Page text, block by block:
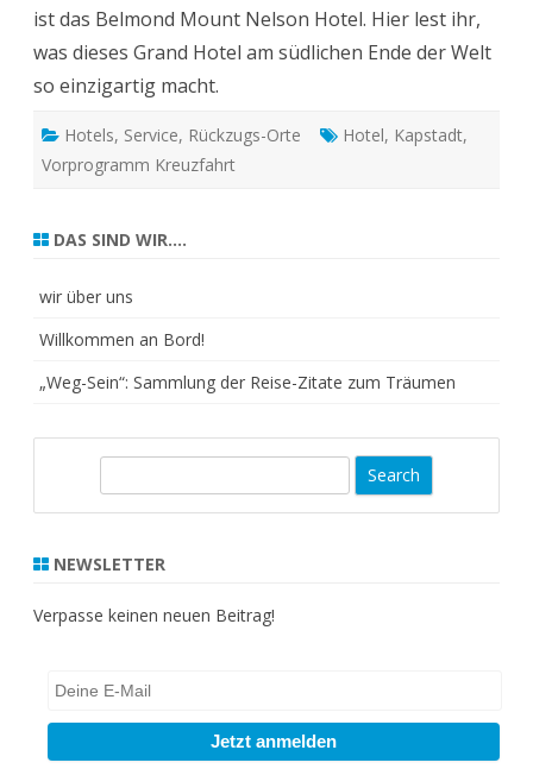
ist das Belmond Mount Nelson Hotel. Hier lest ihr,
was dieses Grand Hotel am südlichen Ende der Welt
so einzigartig macht.
Hotels, Service, Rückzugs-Orte Hotel, Kapstadt,
Vorprogramm Kreuzfahrt
DAS SIND WIR….
wir über uns
Willkommen an Bord!
„Weg-Sein“: Sammlung der Reise-Zitate zum Träumen
r
h
NEWSLETTER
Verpasse keinen neuen Beitrag!